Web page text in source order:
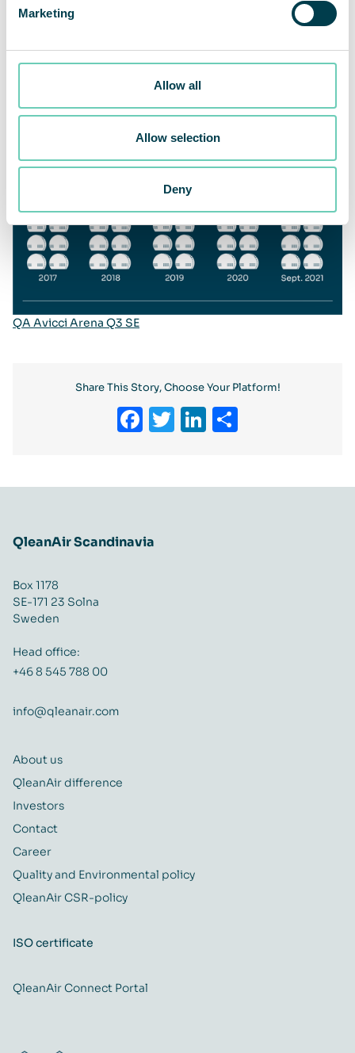
Marketing
Allow all
Allow selection
Deny
QA Avicci Arena Q3 SE
Share This Story, Choose Your Platform!
Facebook
Twitter
LinkedIn
QleanAir Scandinavia
Box 1178
SE-171 23 Solna
Sweden
Head office:
+46 8 545 788 00
info@qleanair.com
About us
QleanAir difference
Investors
Contact
Career
Quality and Environmental policy
QleanAir CSR-policy
ISO certificate
QleanAir Connect Portal